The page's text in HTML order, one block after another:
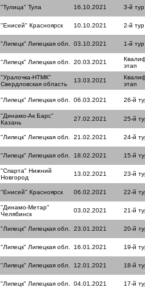
"Тулица" Тула 16.10.2021 3-й тур
"Енисей" Красноярск 10.10.2021 2-й тур
"Липецк" Липецкая обл. 03.10.2021 1-й тур
"Липецк" Липецкая обл. 20.03.2021
этап
"Уралочка-НТМК"
Свердловская область
13.03.2021
этап
"Липецк" Липецкая обл. 06.03.2021 26-й
"Динамо-Ак Барс"
Казань
27.02.2021 25-й
"Липецк" Липецкая обл. 21.02.2021 24-й
"Липецк" Липецкая обл. 18.02.2021 15-й
"Спарта" Нижний
Новгород
13.02.2021 23-й
"Енисей" Красноярск 06.02.2021 22-й
"Динамо-Метар"
Челябинск
03.02.2021 21-й
"Липецк" Липецкая обл. 23.01.2021 20-й
"Липецк" Липецкая обл. 16.01.2021 19-й
"Липецк" Липецкая обл. 12.01.2021 18-й
"Липецк" Липецкая обл. 04.01.2021 17-й